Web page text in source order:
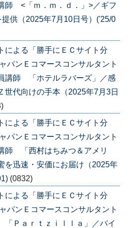
師 <「ｍ．ｍ．ｄ．」>／ギフ
提供（2025年7月10日号）('25/0
による「勝手にＥＣサイト分
ンＥコマースコンサルタント
講師 「ホテルラバーズ」／感
世代向けの手本（2025年7月3日
による「勝手にＥＣサイト分
ンＥコマースコンサルタント
師 「西村はちみつ＆アメリ
を迅速・安価にお届け（2025年
(0832)
による「勝手にＥＣサイト分
ンＥコマースコンサルタント
Ｐａｒｔｚｉｌｌａ」／バイ